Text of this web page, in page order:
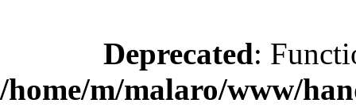
Deprecated:
/home/m/malaro/www/